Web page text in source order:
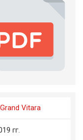
Grand Vitara
гг.